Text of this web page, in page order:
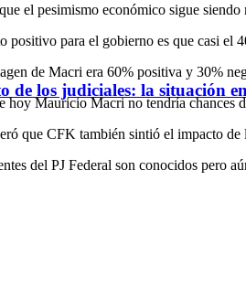
de los judiciales: la situación
el pesimismo económico sigue
positivo para el gobierno es que casi el
de Macri era 60% positiva y 30%
hoy Mauricio Macri no tendría chances
que CFK también sintió el impacto
del PJ Federal son conocidos pero